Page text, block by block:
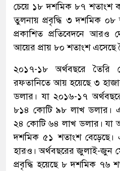
চেয়ে ১৮ দশমিক ৮৭ শতাংশ
তুলনায় প্রবৃদ্ধি ৩ দশমিক ০৮
প্রকাশিত প্রতিবেদনে আরও
আয়ের প্রায় ৮০ শতাংশ এসেছে
২০১৭-১৮ অর্থবছরে
রফতানিতে আয় হয়েছে ৩
ডলার। যা ২০১৬-১৭
৮১৪ কোটি ৯৮ লাখ ডলার।
২৪ কোটি ৬৪ লাখ ডলার। যা
দশমিক ৫১ শতাংশ বেড়েছে।
হারও। অর্থবছরের জুলাই-জুন
প্রবৃদ্ধি হয়েছে ৮ দশমিক ৭৬